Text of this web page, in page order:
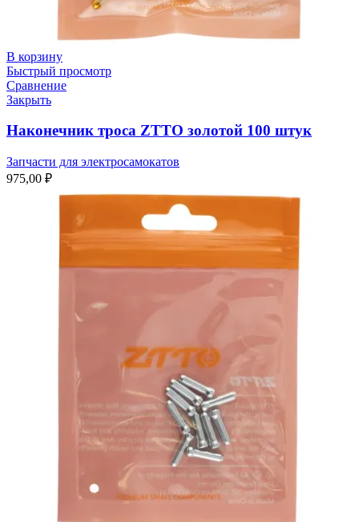
В корзину
Быстрый просмотр
Сравнение
Закрыть
Наконечник троса ZTTO золотой 100 штук
Запчасти для электросамокатов
975,00 ₽